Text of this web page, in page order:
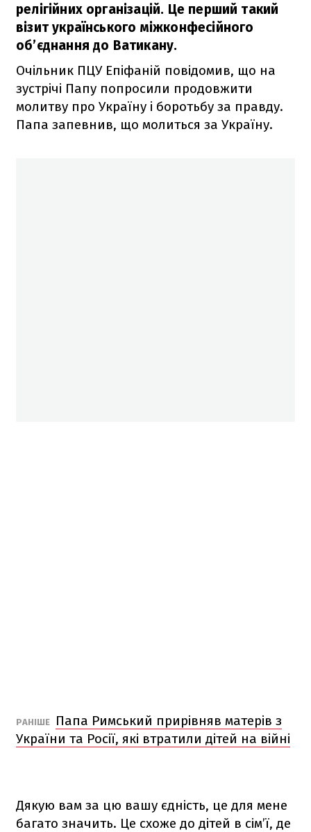
релігійних організацій. Це перший такий
візит українського міжконфесійного
об’єднання до Ватикану.
Очільник ПЦУ Епіфаній повідомив, що на
зустрічі Папу попросили продовжити
молитву про Україну і боротьбу за правду.
Папа запевнив, що молиться за Україну.
РАНІШЕ
Папа Римський прирівняв матерів з
України та Росії, які втратили дітей на війні
Дякую вам за цю вашу єдність, це для мене
багато значить. Це схоже до дітей в сім’ї, де